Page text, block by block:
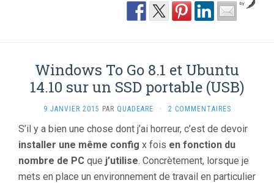
by
Windows To Go 8.1 et Ubuntu
14.10 sur un SSD portable (USB)
9 JANVIER 2015 PAR QUADEARE · 2 COMMENTAIRES
S’il y a bien une chose dont j’ai horreur, c’est de devoir
installer une même config x fois en fonction du
nombre de PC que j’utilise. Concrètement, lorsque je
mets en place un environnement de travail en particulier